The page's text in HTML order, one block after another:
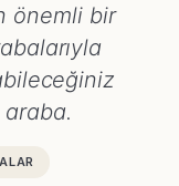
önemli bir